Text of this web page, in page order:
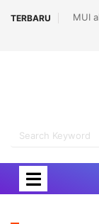
TERBARU
MUI